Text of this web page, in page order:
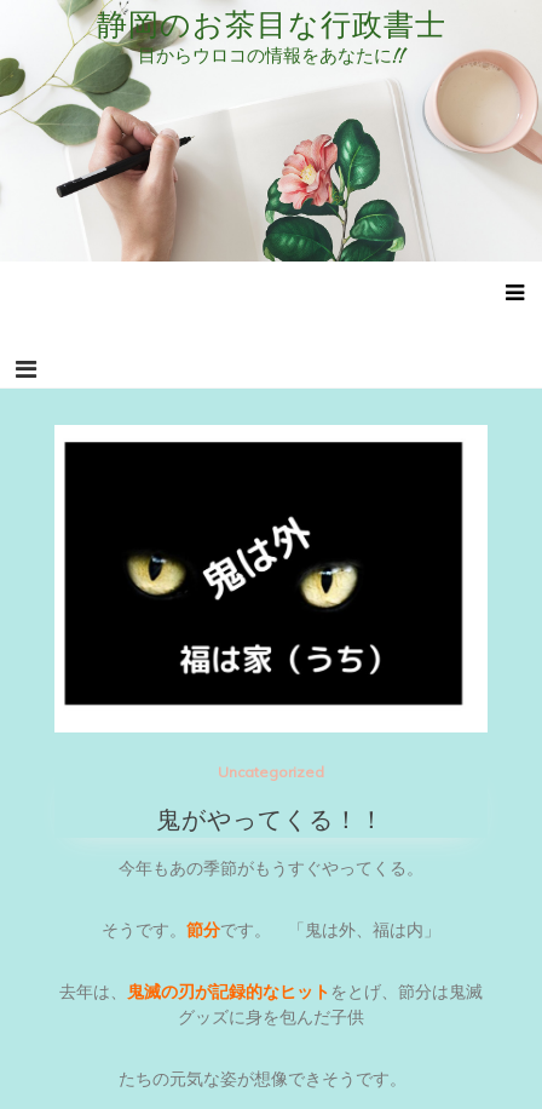
テ
ン
ツ
キ
静岡のお茶目な行政書士
目からウロコの情報をあなたに!!
Uncategorized
鬼がやってくる！！
今年もあの季節がもうすぐやってくる。
そうです。 節分です。 「鬼は外、福は内」
去年は、 鬼滅の刃が記録的なヒット をとげ、節分は鬼滅
グッズに身を包んだ子供
たちの元気な姿が想像できそうです。